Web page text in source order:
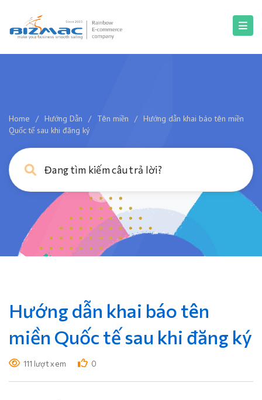
Home / Hướng Dẫn / Tên miền /
Hướng dẫn khai báo tên miền
Quốc tế sau khi đăng ký
Hướng dẫn khai báo tên
miền Quốc tế sau khi đăng ký
111 lượt xem 0